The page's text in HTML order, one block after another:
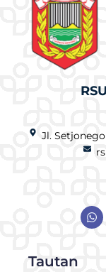
Jl.
Tautan